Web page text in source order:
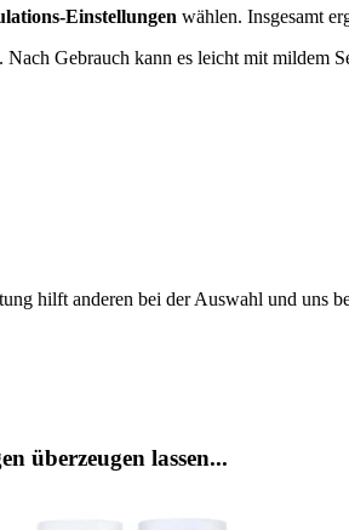
Einstellungen wählen. Insgesamt
. Nach Gebrauch kann es leicht mit mildem
hilft anderen bei der Auswahl und uns
überzeugen lassen...